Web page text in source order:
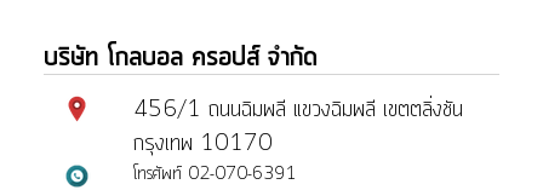
บริษัท โกลบอล ครอปส์ จำกัด
456/1 ถนนฉิมพลี แขวงฉิมพลี เขตตลิ่งชัน
กรุงเทพ 10170
โทรศัพท์ 02-070-6391